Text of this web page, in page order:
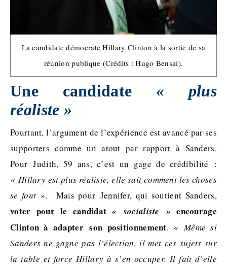
La candidate démocrate Hillary Clinton à la sortie de sa
réunion publique (Crédits : Hugo Bensai).
Une candidate « plus
réaliste »
Pourtant, l’argument de l’expérience est avancé par ses
supporters comme un atout par rapport à Sanders.
Pour Judith, 59 ans, c’est un gage de crédibilité :
« Hillary est plus réaliste, elle sait comment les choses
se font ».
Mais pour Jennifer, qui soutient Sanders,
voter pour le candidat« socialiste » encourage
Clinton à adapter son positionnement. « Même si
Sanders ne gagne pas l’élection, il met ces sujets sur
la table et force Hillary à s’en occuper. Il fait d’elle